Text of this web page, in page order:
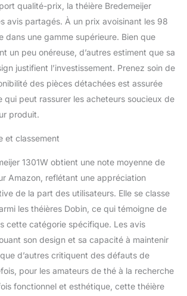
qualité-prix, la théière Bredemeijer
avis partagés. À un prix avoisinant les 98
dans une gamme supérieure. Bien que
un peu onéreuse, d’autres estiment que sa
justifient l’investissement. Prenez soin de
des pièces détachées est assurée
qui peut rassurer les acheteurs soucieux de
produit.
et classement
1301W obtient une note moyenne de
Amazon, reflétant une appréciation
de la part des utilisateurs. Elle se classe
les théières Dobin, ce qui témoigne de
cette catégorie spécifique. Les avis
son design et sa capacité à maintenir
d’autres critiquent des défauts de
pour les amateurs de thé à la recherche
fonctionnel et esthétique, cette théière